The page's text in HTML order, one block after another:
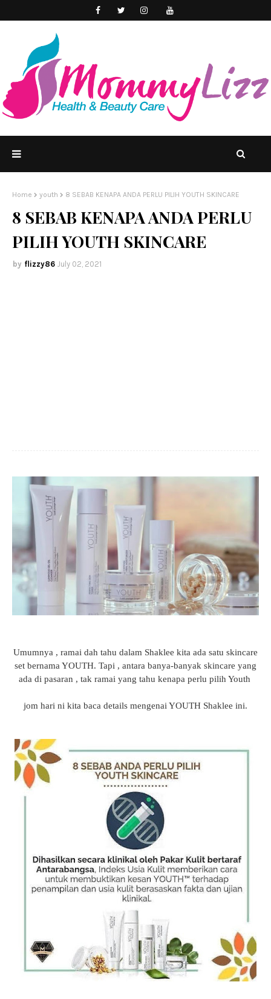
Home youth 8 SEBAB KENAPA ANDA PERLU PILIH YOUTH SKINCARE
8 SEBAB KENAPA ANDA PERLU
PILIH YOUTH SKINCARE
flizzy86 July 02, 2021
Umumnya , ramai dah tahu dalam Shaklee kita ada satu skincare
set bernama YOUTH. Tapi , antara banya-banyak skincare yang
ada di pasaran , tak ramai yang tahu kenapa perlu pilih Youth
jom hari ni kita baca details mengenai YOUTH Shaklee ini.